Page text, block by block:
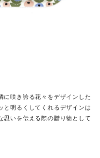
に咲き誇る花々をデザインした
と明るくしてくれるデザインは
思いを伝える際の贈り物として